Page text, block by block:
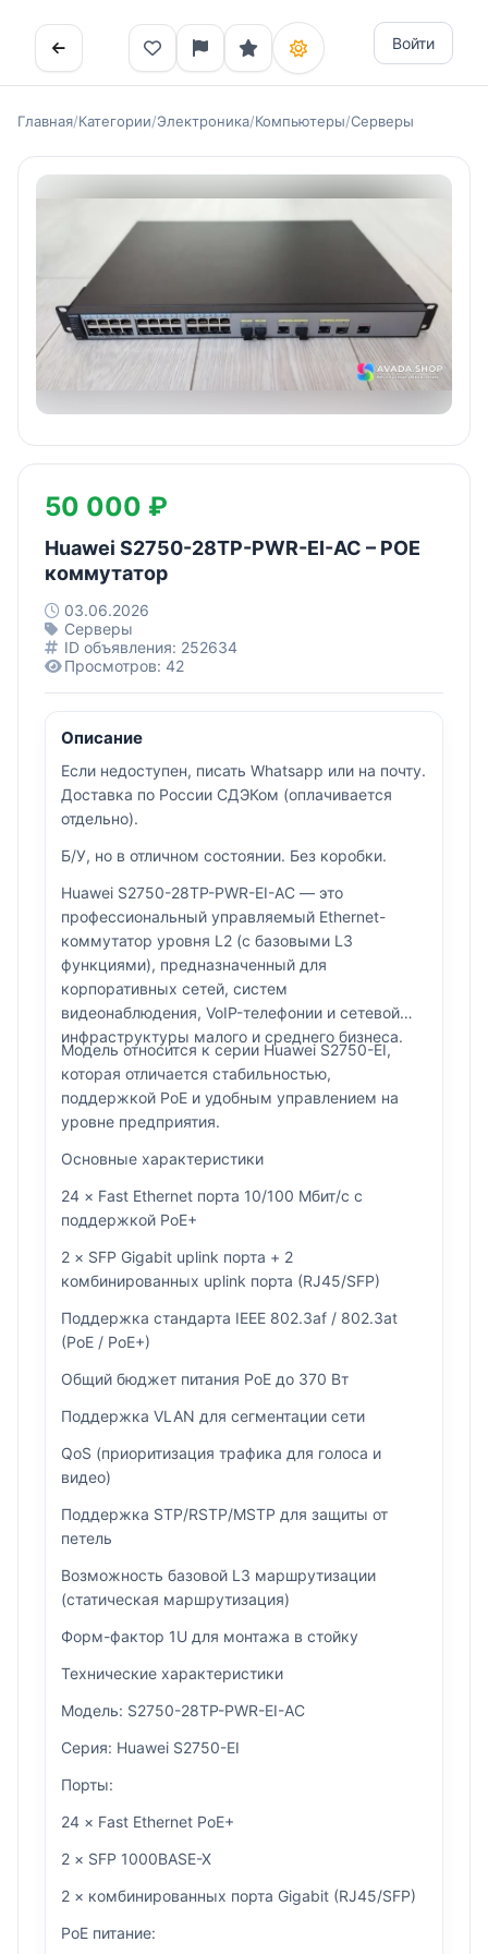
Войти
Главная/Категории/Электроника/Компьютеры/Серверы
50 000 ₽
Huawei S2750-28TP-PWR-EI-AC – POE
коммутатор
03.06.2026
Серверы
ID объявления: 252634
Просмотров: 42
Описание
Если недоступен, писать Whatsapp или на почту.
Доставка по России СДЭКом (оплачивается
отдельно).
Б/У, но в отличном состоянии. Без коробки.
Huawei S2750-28TP-PWR-EI-AC — это
профессиональный управляемый Ethernet-
коммутатор уровня L2 (с базовыми L3
функциями), предназначенный для
корпоративных сетей, систем
видеонаблюдения, VoIP-телефонии и сетевой
инфраструктуры малого и среднего бизнеса.
Модель относится к серии Huawei S2750-EI,
которая отличается стабильностью,
поддержкой PoE и удобным управлением на
уровне предприятия.
Основные характеристики
24 × Fast Ethernet порта 10/100 Мбит/с с
поддержкой PoE+
2 × SFP Gigabit uplink порта + 2
комбинированных uplink порта (RJ45/SFP)
Поддержка стандарта IEEE 802.3af / 802.3at
(PoE / PoE+)
Общий бюджет питания PoE до 370 Вт
Поддержка VLAN для сегментации сети
QoS (приоритизация трафика для голоса и
видео)
Поддержка STP/RSTP/MSTP для защиты от
петель
Возможность базовой L3 маршрутизации
(статическая маршрутизация)
Форм-фактор 1U для монтажа в стойку
Технические характеристики
Модель: S2750-28TP-PWR-EI-AC
Серия: Huawei S2750-EI
Порты:
24 × Fast Ethernet PoE+
2 × SFP 1000BASE-X
2 × комбинированных порта Gigabit (RJ45/SFP)
PoE питание: